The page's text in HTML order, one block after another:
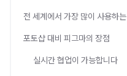
전 세계에서 가장 많이 사용하
포토샵 대비 피그마의 장점
실시간 협업이 가능합니다